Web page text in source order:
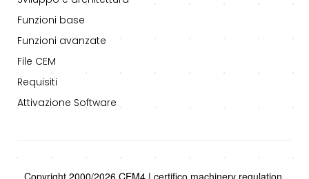
Funzioni base
Funzioni avanzate
File CEM
Requisiti
Attivazione Software